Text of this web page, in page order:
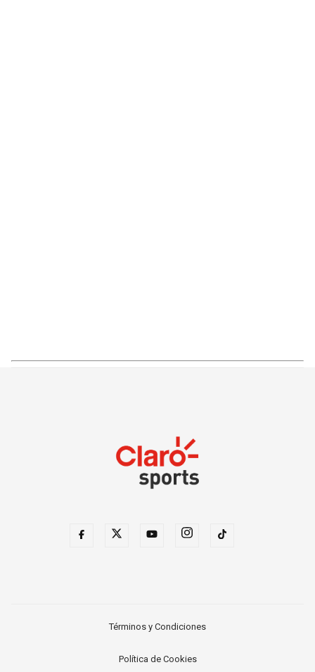
Términos y Condiciones
Política de Cookies